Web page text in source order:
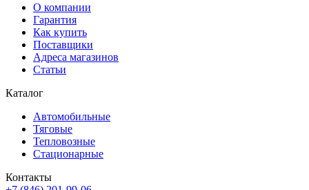
О компании
Гарантия
Как купить
Поставщики
Адреса магазинов
Статьи
Каталог
Автомобильные
Тяговые
Тепловозные
Стационарные
Контакты